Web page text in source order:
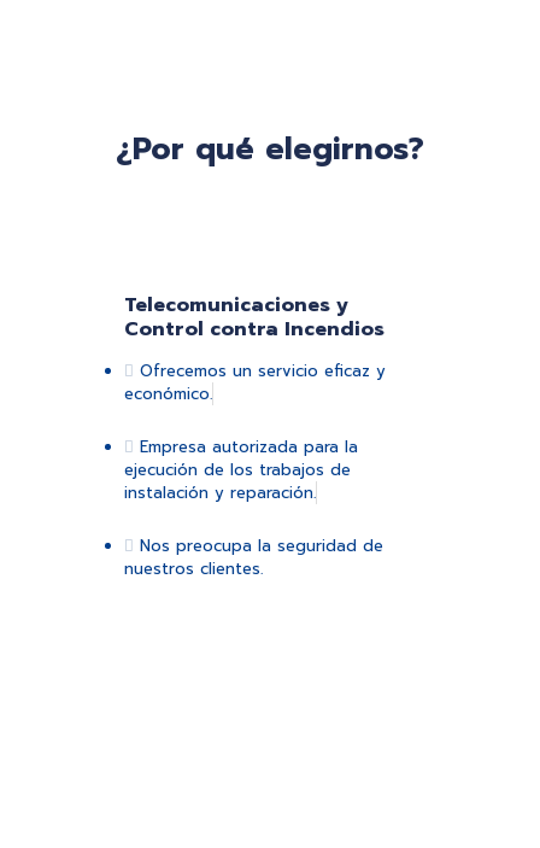
¿Por qué elegirnos?
Telecomunicaciones y
Control contra Incendios
Ofrecemos un servicio eficaz y
económico.
Empresa autorizada para la
ejecución de los trabajos de
instalación y reparación.
Nos preocupa la seguridad de
nuestros clientes.